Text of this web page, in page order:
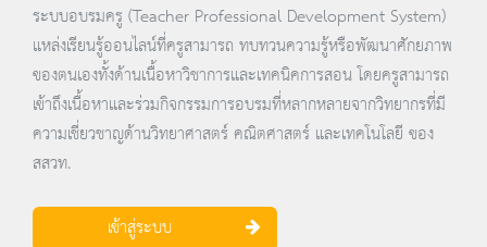
ระบบอบรมครู (Teacher Professional Development System)
แหล่งเรียนรู้ออนไลน์ที่ครูสามารถ ทบทวนความรู้หรือพัฒนาศักยภาพ
ของตนเองทั้งด้านเนื้อหาวิชาการและเทคนิคการสอน โดยครูสามารถ
เข้าถึงเนื้อหาและร่วมกิจกรรมการอบรมที่หลากหลายจากวิทยากรที่มี
ความเชี่ยวชาญด้านวิทยาศาสตร์ คณิตศาสตร์ และเทคโนโลยี ของ
สสวท.
เข้าสู่ระบบ